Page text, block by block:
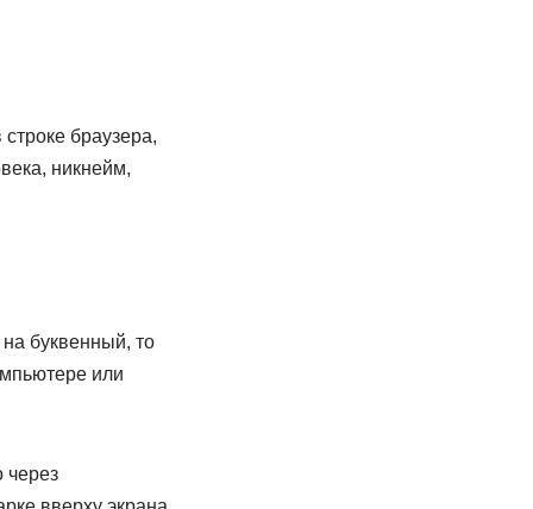
браузера,
никнейм,
буквенный, то
или
через